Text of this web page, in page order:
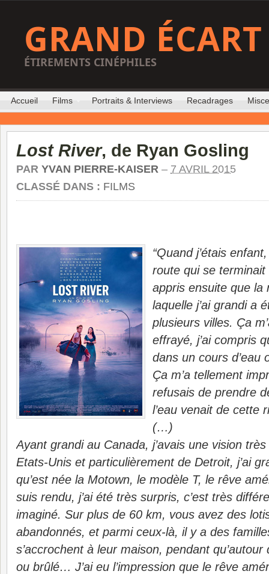
GRAND ÉCART
ÉTIREMENTS CINÉPHILES
Accueil Films Portraits & Interviews Recadrages
Lost River, de Ryan Gosling
PAR YVAN PIERRE-KAISER – 7 AVRIL 2015
CLASSÉ DANS : FILMS
“Quand j’étais
route qui se terminait
appris ensuite que la
laquelle j’ai grandi a
plusieurs villes. Ça
effrayé, j’ai compris
dans un cours d’eau
Ça m’a tellement
refusais de prendre
l’eau venait de cette
(…)
Ayant grandi au Canada, j’avais une vision
Etats-Unis et particulièrement de Detroit, j’ai
qu’est née la Motown, le modèle T, le rêve
suis rendu, j’ai été très surpris, c’est très
imaginé. Sur plus de 60 km, vous avez des
abandonnés, et parmi ceux-là, il y a des
s’accrochent à leur maison, pendant qu’autour
ou brûlé… J’ai eu l’impression que le rêve